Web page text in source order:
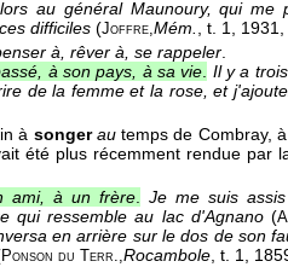
au général Maunoury, qui me
difficiles (Joffre,Mém. , t. 1 , 1931
à, rêver à, se rappeler
à son pays, à sa vie Il y a
de la femme et la rose, et
à songerautemps de Combray,
été plus récemment rendue par
ami, à un frère.
Je me suis
qui ressemble au lac d'Agnano (
en arrière sur le dos de son
Ponson du Terr.,Rocambole , t. 1 ,